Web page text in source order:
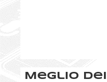
Meglio